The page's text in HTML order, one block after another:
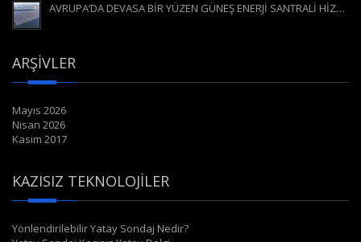
AVRUPA’DA DEVASA BİR YÜZEN GÜNEŞ ENERJİ SANTRALİ HİZMETE GİRDİ
ARŞIVLER
Mayıs 2026
Nisan 2026
Kasım 2017
KAZISIZ TEKNOLOJILER
Yönlendirilebilir Yatay Sondaj Nedir?